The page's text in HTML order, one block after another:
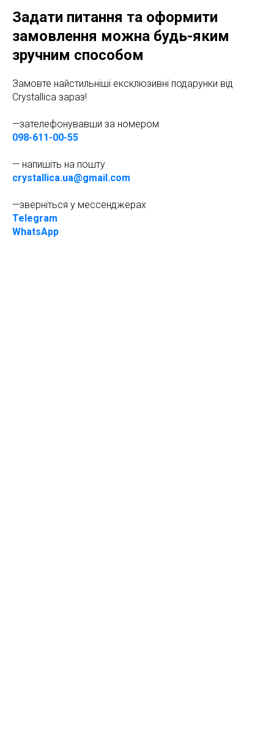
Задати питання та оформити
замовлення можна будь-яким
зручним способом
Замовте найстильніші ексклюзивні подарунки від
Crystallica зараз!
—зателефонувавши за номером
098-611-00-55
— напишіть на пошту
crystallica.ua@gmail.com
—зверніться у мессенджерах
Telegram
WhatsApp